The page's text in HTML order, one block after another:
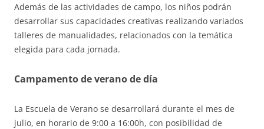
Además de las actividades de campo, los niños podrán
desarrollar sus capacidades creativas realizando variados
talleres de manualidades, relacionados con la temática
elegida para cada jornada.
Campamento de verano de día
La Escuela de Verano se desarrollará durante el mes de
julio, en horario de 9:00 a 16:00h, con posibilidad de